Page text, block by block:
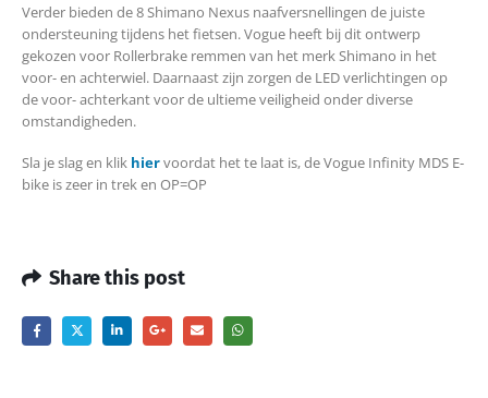
Verder bieden de 8 Shimano Nexus naafversnellingen de juiste
ondersteuning tijdens het fietsen. Vogue heeft bij dit ontwerp
gekozen voor Rollerbrake remmen van het merk Shimano in het
voor- en achterwiel. Daarnaast zijn zorgen de LED verlichtingen op
de voor- achterkant voor de ultieme veiligheid onder diverse
omstandigheden.
Sla je slag en klik hiervoordat het te laat is, de Vogue Infinity MDS E-
bike is zeer in trek en OP=OP
Share this post